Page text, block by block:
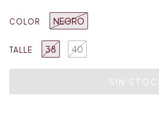
COLOR NEGRO
TALLE 38 40